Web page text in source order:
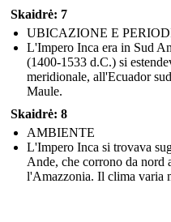
Skaidrė: 7
UBICAZIONE E
L'Impero Inca era in Sud
(1400-1533 d.C.) si
meridionale, all'Ecuador
Maule.
Skaidrė: 8
AMBIENTE
L'Impero Inca si trovava
Ande, che corrono da nord
l'Amazzonia. Il clima varia